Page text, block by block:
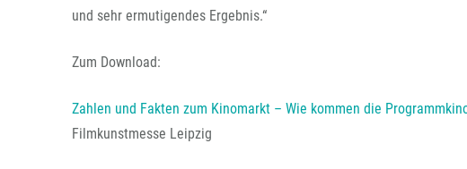
und sehr ermutigendes Ergebnis.“
Zum Download:
Zahlen und Fakten zum Kinomarkt – Wie kommen die
Filmkunstmesse Leipzig